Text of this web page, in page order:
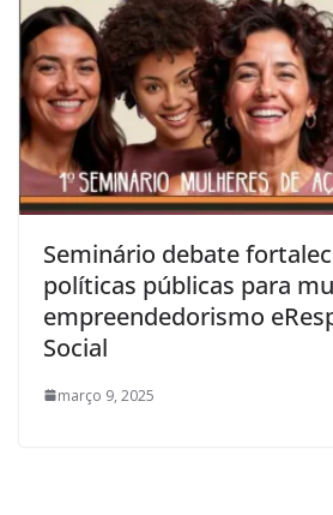
Seminário debate
políticas públicas para
empreendedorismo
Social
março 9, 2025